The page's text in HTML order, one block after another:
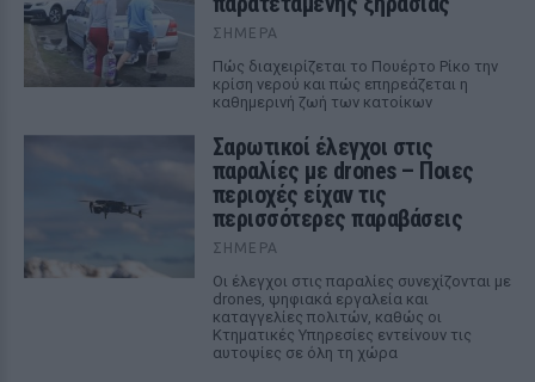
ΣΉΜΕΡΑ
Πώς διαχειρίζεται το Πουέρτο Ρίκο την
κρίση νερού και πώς επηρεάζεται η
καθημερινή ζωή των κατοίκων
Σαρωτικοί έλεγχοι στις
παραλίες με drones – Ποιες
περιοχές είχαν τις
περισσότερες παραβάσεις
ΣΉΜΕΡΑ
Οι έλεγχοι στις παραλίες συνεχίζονται με
drones, ψηφιακά εργαλεία και
καταγγελίες πολιτών, καθώς οι
Κτηματικές Υπηρεσίες εντείνουν τις
αυτοψίες σε όλη τη χώρα